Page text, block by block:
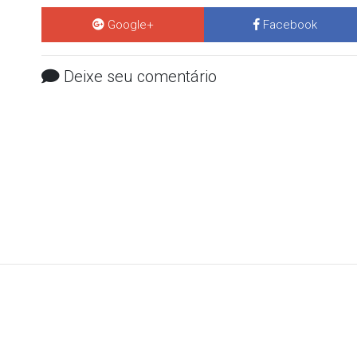
Google+ Facebook
Deixe seu comentário